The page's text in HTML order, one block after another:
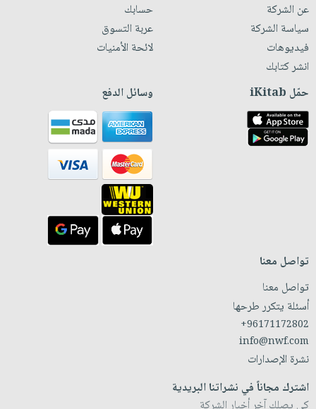
عن الشركة
سياسة الشركة
فيديوهات
انشر كتابك
حسابك
عربة التسوق
لائحة الأمنيات
حمّل iKitab وسائل الدفع
تواصل معنا
تواصل معنا
أسئلة يتكرر طرحها
+96171172802
info@nwf.com
نشرة الإصدارات
اشترك مجاناً في نشراتنا البريدية